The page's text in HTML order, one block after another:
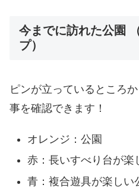
今までに訪れた公園
プ）
ピンが立っているところ
事を確認できます！
オレンジ：公園
赤：長いすべり台が楽
青：複合遊具が楽しい